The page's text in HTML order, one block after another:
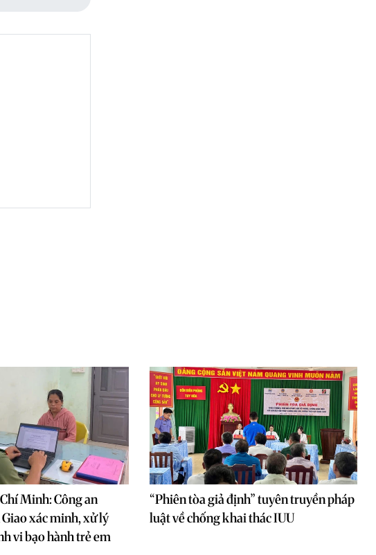
Minh: Công an
xác minh, xử lý
vi bạo hành trẻ em
“Phiên tòa giả định” tuyên truyền pháp
luật về chống khai thác IUU